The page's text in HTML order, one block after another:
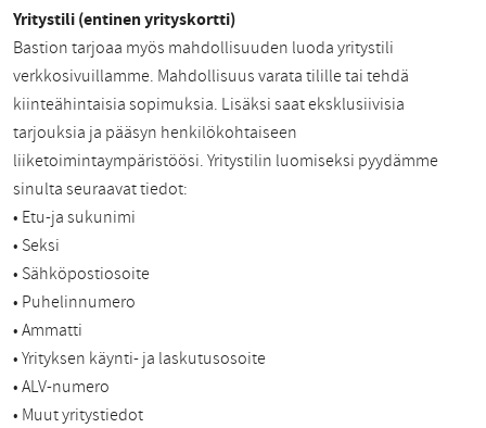
Yritystili (entinen yrityskortti)
Bastion tarjoaa myös mahdollisuuden luoda yritystili
verkkosivuillamme. Mahdollisuus varata tilille tai tehdä
kiinteähintaisia sopimuksia. Lisäksi saat eksklusiivisia
tarjouksia ja pääsyn henkilökohtaiseen
liiketoimintaympäristöösi. Yritystilin luomiseksi pyydämme
sinulta seuraavat tiedot:
• Etu-ja sukunimi
• Seksi
• Sähköpostiosoite
• Puhelinnumero
• Ammatti
• Yrityksen käynti- ja laskutusosoite
• ALV-numero
• Muut yritystiedot